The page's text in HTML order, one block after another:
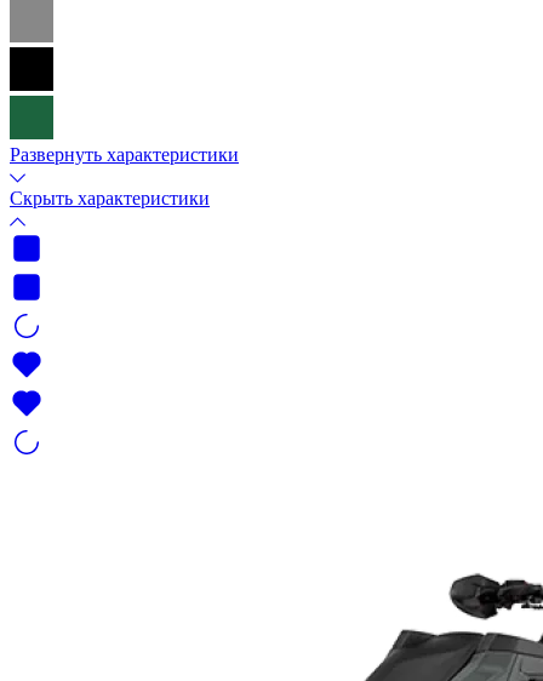
Развернуть характеристики
Скрыть характеристики